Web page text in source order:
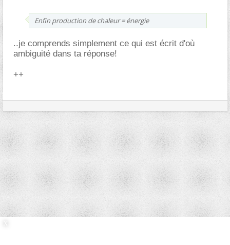
Enfin production de chaleur = énergie
..je comprends simplement ce qui est écrit d'où
ambiguité dans ta réponse!
++